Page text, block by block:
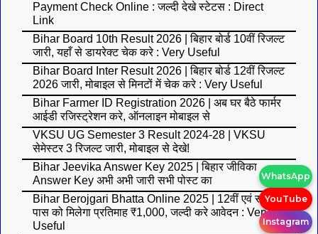
Payment Check Online : जल्दी देखे स्टेटस : Direct
Link
Bihar Board 10th Result 2026 | बिहार बोर्ड 10वीं रिजल्ट
जारी, यहाँ से डायरेक्ट चेक करे : Very Useful
Bihar Board Inter Result 2026 | बिहार बोर्ड 12वीं रिजल्ट
2026 जारी, मोबाइल से मिनटों में चेक करे : Very Useful
Bihar Farmer ID Registration 2026 | अब घर बैठे फार्मर
आईडी रजिस्ट्रेशन करे, ऑनलाइन मोबाइल से
VKSU UG Semester 3 Result 2024-28 | VKSU
सेमेस्टर 3 रिजल्ट जारी, मोबाइल से देखे!
Bihar Jeevika Answer Key 2025 | बिहार जीविका
Answer Key अभी अभी जारी सभी पोस्ट का
Bihar Berojgari Bhatta Online 2025 | 12वीं एवं स्नातक
पास को मिलेगा प्रतिमाह ₹1,000, जल्दी करे आवेदन : Very
Useful
WhatsApp
YouTube
Instagram